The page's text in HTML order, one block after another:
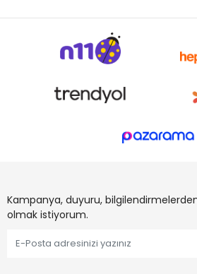
Kampanya, duyuru,
olmak istiyorum.